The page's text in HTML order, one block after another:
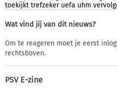
toekijkt trefzeker uefa uhm
Wat vind jij van dit nieuws?
Om te reageren moet je eerst
rechtsboven.
PSV E-zine